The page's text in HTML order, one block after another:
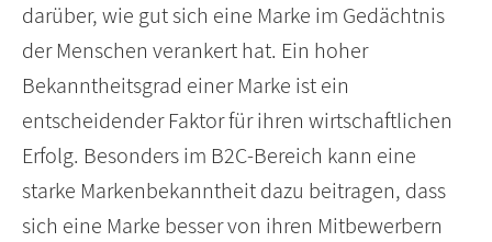
darüber, wie gut sich eine Marke im Gedächtnis
der Menschen verankert hat. Ein hoher
Bekanntheitsgrad einer Marke ist ein
entscheidender Faktor für ihren wirtschaftlichen
Erfolg. Besonders im B2C-Bereich kann eine
starke Markenbekanntheit dazu beitragen, dass
sich eine Marke besser von ihren Mitbewerbern